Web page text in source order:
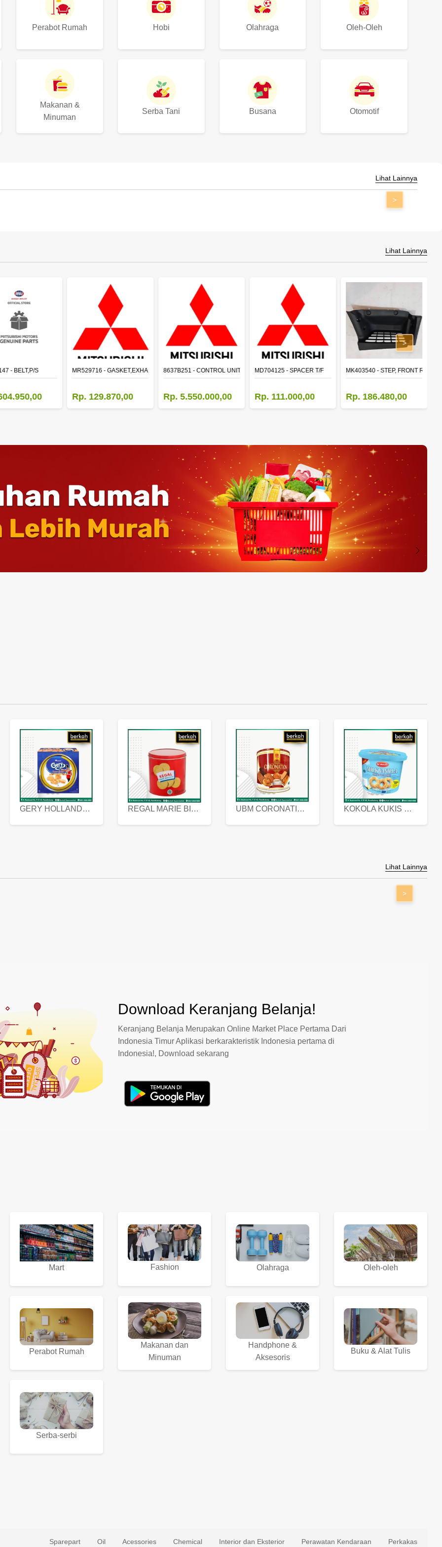
Perabot Rumah Hobi Olahraga Oleh-Oleh
Makanan &
Minuman
Serba Tani Busana Otomotif
Lihat Lainnya
>
Lihat Lainnya
- BELT,P/S MR529716 - GASKET,EXHAUST PIPE
Rp. 129.870,00
8637B251 - CONTROL UNIT,TIME & ALARM
Rp. 5.550.000,00
MD704125 - SPACER T/F
Rp. 111.000,00
MK403540 - STEP, FRONT RH
Rp. 186.480,00
>
GERY HOLLANDA BUTTER COOKIES 450 GRAM REGAL MARIE BISCUIT KALENG 550 GRAM UBM CORONATION ASSORTED BISKUIT KALENG 450 GRAM KOKOLA KUKIS HYGIENIC MILK VANILLA PACK 320 GR
Lihat Lainnya
>
Download Keranjang Belanja!
Keranjang Belanja Merupakan Online Market Place Pertama Dari
Indonesia Timur Aplikasi berkarakteristik Indonesia pertama di
Indonesia!, Download sekarang
Mart Fashion Olahraga Oleh-oleh
Perabot Rumah
Makanan dan
Minuman
Handphone &
Aksesoris
Buku & Alat Tulis
Serba-serbi
Sparepart Oil Acessories Chemical Interior dan Eksterior Perawatan Kendaraan Perkakas